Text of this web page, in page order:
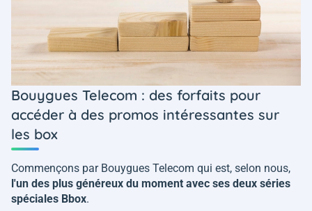
Bouygues Telecom : des forfaits pour
accéder à des promos intéressantes sur
les box
Commençons par Bouygues Telecom qui est, selon nous,
l'un des plus généreux du moment avec ses deux séries
spéciales Bbox.